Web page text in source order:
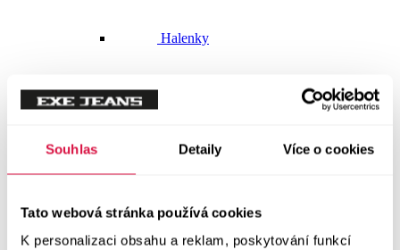
Souhlas Detaily Více o cookies
Tato webová stránka používá cookies
K personalizaci obsahu a reklam, poskytování funkcí
Halenky
Vše v kategorii Svetry a mikiny
Mikiny